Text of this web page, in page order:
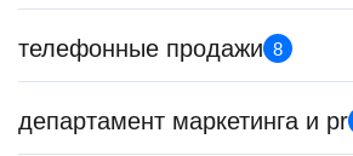
Менеджер по работе с ключевыми
HeadHunter::Коммерческий
з/п не указана
телефонные продажи 8
Менеджер по продажам в сегменте
бизнеса
департамент маркетинга и pr